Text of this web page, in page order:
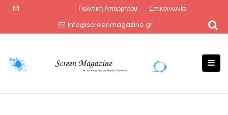
Πολιτική Απορρήτου
Επικοινωνία
info@screenmagazine.gr